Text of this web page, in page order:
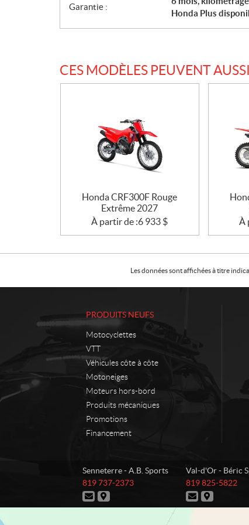
Garantie :
Honda Plus
CES MODÈLES PEUVENT
Honda CRF300F Rouge
Extrême 2027
À partir de :6 933 $
À
Les données sont affichées à titre
PRODUITS NEUFS
Motocyclettes
VTT
Véhicules côte à côte
Motoneiges
Moteurs hors-bord
Produits mécaniques
Promotions
Financement
t
.
Senneterre - A.B. Sports
T
é
l
819 737-2373
N
o
I
t
Val-d'Or - Béric
T
é
l
819 825-5822
N
o
I
t